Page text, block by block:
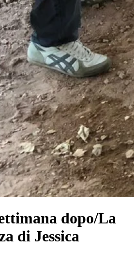
dopo/La
di Jessica